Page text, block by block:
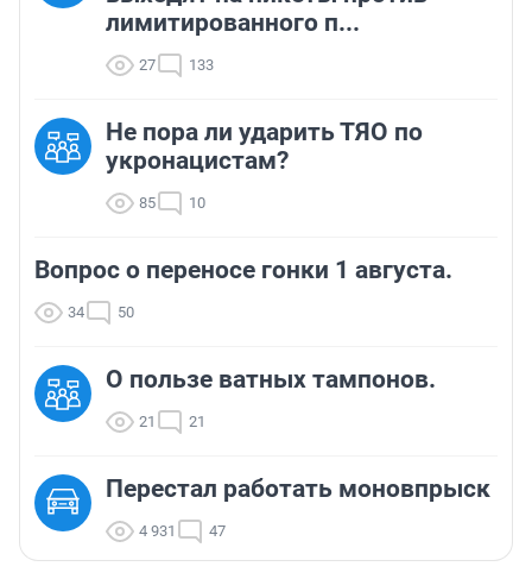
лимитированного п...
27 133
Не пора ли ударить ТЯО по
укронацистам?
85 10
Вопрос о переносе гонки 1 августа.
34 50
О пользе ватных тампонов.
21 21
Перестал работать моновпрыск
4 931 47